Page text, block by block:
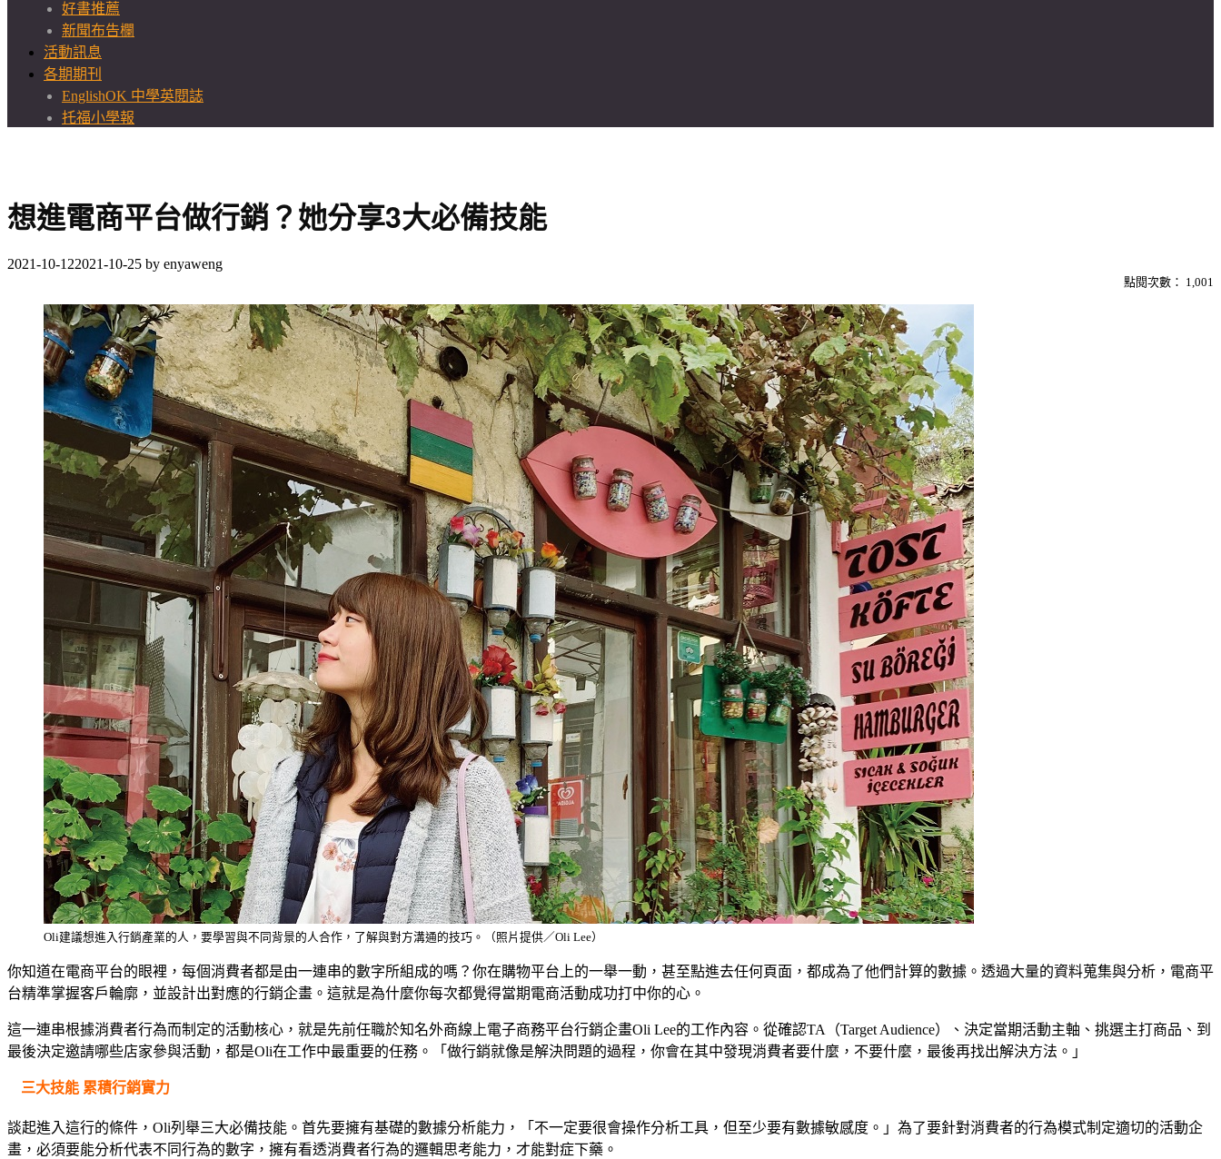
好書推薦
新聞布告欄
活動訊息
各期期刊
EnglishOK 中學英閱誌
托福小學報
想進電商平台做行銷？她分享3大必備技能
2021-10-122021-10-25 by enyaweng
點閱次數： 1,001
Oli建議想進入行銷產業的人，要學習與不同背景的人合作，了解與對方溝通的技巧。（照片提供／Oli Lee）
你知道在電商平台的眼裡，每個消費者都是由一連串的數字所組成的嗎？你在購物平台上的一舉一動，甚至點進去任何頁面，都成為了他們計算的數據。透過大量的資料蒐集與分析，電商平
台精準掌握客戶輪廓，並設計出對應的行銷企畫。這就是為什麼你每次都覺得當期電商活動成功打中你的心。
這一連串根據消費者行為而制定的活動核心，就是先前任職於知名外商線上電子商務平台行銷企畫Oli Lee的工作內容。從確認TA（Target Audience）、決定當期活動主軸、挑選主打商品、到
最後決定邀請哪些店家參與活動，都是Oli在工作中最重要的任務。「做行銷就像是解決問題的過程，你會在其中發現消費者要什麼，不要什麼，最後再找出解決方法。」
三大技能 累積行銷實力
談起進入這行的條件，Oli列舉三大必備技能。首先要擁有基礎的數據分析能力，「不一定要很會操作分析工具，但至少要有數據敏感度。」為了要針對消費者的行為模式制定適切的活動企
畫，必須要能分析代表不同行為的數字，擁有看透消費者行為的邏輯思考能力，才能對症下藥。